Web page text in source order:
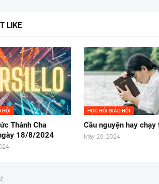
LIKE
HỘI
Thánh Cha
18/8/2024
HỌC HỎI GIÁO HỘI
Cầu nguyện hay chạy
May 20, 2024